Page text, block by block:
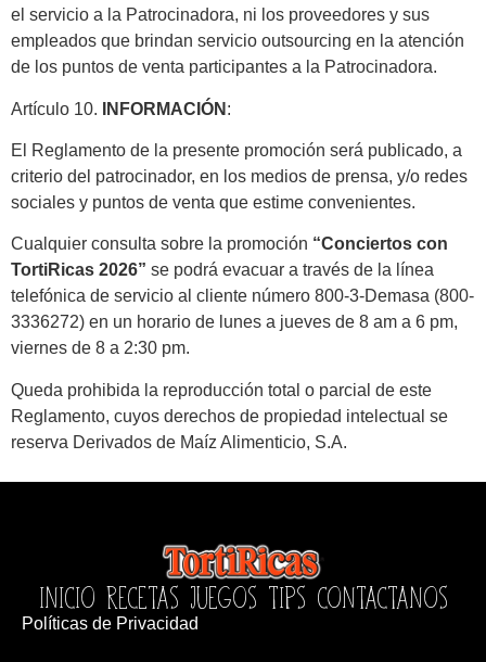
el servicio a la Patrocinadora, ni los proveedores y sus
empleados que brindan servicio outsourcing en la atención
de los puntos de venta participantes a la Patrocinadora.
Artículo 10. INFORMACIÓN :
El Reglamento de la presente promoción será publicado, a
criterio del patrocinador, en los medios de prensa, y/o redes
sociales y puntos de venta que estime convenientes.
Cualquier consulta sobre la promoción “Conciertos con
TortiRicas 2026” se podrá evacuar a través de la línea
telefónica de servicio al cliente número 800-3-Demasa (800-
3336272) en un horario de lunes a jueves de 8 am a 6 pm,
viernes de 8 a 2:30 pm.
Queda prohibida la reproducción total o parcial de este
Reglamento, cuyos derechos de propiedad intelectual se
reserva Derivados de Maíz Alimenticio, S.A.
INICIO RECETAS JUEGOS TIPS CONTACTANOS
Políticas de Privacidad